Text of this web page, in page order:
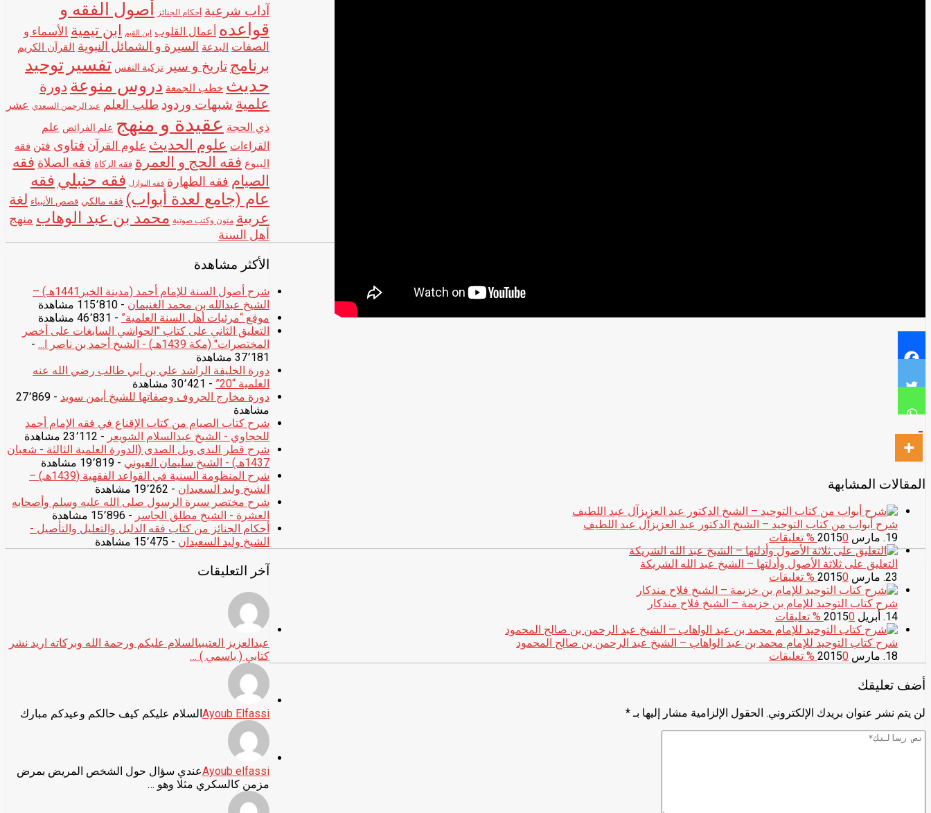
المقالات المشابهة
شرح أبواب من كتاب التوحيد – الشيخ الدكتور عبد العزيزآل عبد اللطيف
19. مارس 2015
0
% تعليقات
التعليق على ثلاثة الأصول وأدلتها – الشيخ عبد الله الشريكة
23. مارس 2015
0
% تعليقات
شرح كتاب التوحيد للإمام بن خزيمة – الشيخ فلاح مندكار
14. أبريل 2015
0
% تعليقات
شرح كتاب التوحيد للإمام محمد بن عبد الواهاب – الشيخ عبد الرحمن بن صالح المحمود
18. مارس 2015
0 % تعليقات
أضف تعليقك
لن يتم نشر عنوان بريدك الإلكتروني. الحقول الإلزامية مشار إليها بـ *
آداب شرعية أحكام الجنائز
أصول الفقه و
قواعده أعمال القلوب ابن القيم ابن تيمية الأسماء و
الصفات البدعة السيرة و الشمائل النبوية القرآن الكريم
برنامج تاريخ و سير تزكية النفس تفسير توحيد
حديث خطب الجمعة دروس منوعة دورة
علمية شبهات وردود طلب العلم عبد الرحمن السعدي عشر
ذي الحجة عقيدة و منهج علم الفرائض علم
القراءات علوم الحديث علوم القرآن فتاوى فتن فقه
البيوع فقه الحج و العمرة فقه الزكاة فقه الصلاة فقه
الصيام فقه الطهارة فقه النوازل فقه حنبلي فقه
عام (جامع لعدة أبواب) فقه مالكي قصص الأنبياء لغة
عربية متون وكتب صوتية محمد بن عبد الوهاب منهج
أهل السنة
الأكثر مشاهدة
شرح أصول السنة للإمام أحمد (مدينة الخبر1441هـ) –
الشيخ عبدالله بن محمد الغنيمان - 115٬810 مشاهدة
موقع “مرئيات أهل السنة العلمية” - 46٬831 مشاهدة
التعليق الثاني على كتاب "الحواشي السابغات على أخصر
المختصرات" (مكة 1439هـ) - الشيخ أحمد بن ناصر ا...
-
37٬181 مشاهدة
دورة الخليفة الراشد علي بن أبي طالب رضي الله عنه
العلمية “20”
- 30٬421 مشاهدة
دورة مخارج الحروف وصفاتها للشيخ أيمن سويد
- 27٬869
مشاهدة
شرح كتاب الصيام من كتاب الإقناع في فقه الإمام أحمد
للحجاوي - الشيخ عبدالسلام الشويعر - 23٬112 مشاهدة
شرح قطر الندى وبل الصدى (الدورة العلمية الثالثة - شعبان
1437هـ) - الشيخ سليمان العيوني
- 19٬819 مشاهدة
شرح المنظومة السنية في القواعد الفقهية (1439هـ) –
الشيخ وليد السعيدان - 19٬262 مشاهدة
شرح مختصر سيرة الرسول صلى الله عليه وسلم وأصحابه
العشرة - الشيخ مطلق الجاسر - 15٬896 مشاهدة
أحكام الجنائز من كتاب فقه الدليل والتعليل والتأصيل -
الشيخ وليد السعيدان - 15٬475 مشاهدة
آخر التعليقات
عبدالعزيز العتيبيالسلام عليكم ورحمة الله وبركاته اريد نشر
كتابي ( باسمي ) …
Ayoub Elfassiالسلام عليكم كيف حالكم وعيدكم مبارك
Ayoub elfassiعندي سؤال حول الشخص المريض بمرض
مزمن كالسكري مثلا وهو …